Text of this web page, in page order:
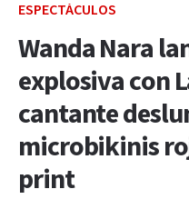
ESPECTÁCULOS
Wanda Nara
explosiva con
cantante
microbikinis
print